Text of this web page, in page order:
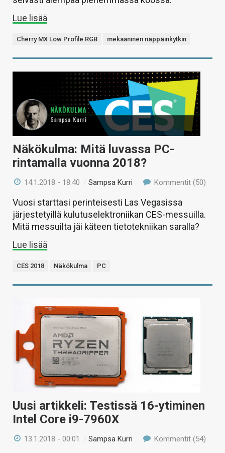
Lue lisää
Cherry MX Low Profile RGB mekaaninen näppäinkytkin
Näkökulma: Mitä luvassa PC-
rintamalla vuonna 2018?
14.1.2018 - 18:40 /Sampsa Kurri Kommentit (50)
Vuosi starttasi perinteisesti Las Vegasissa
järjestetyillä kulutuselektroniikan CES-messuilla.
Mitä messuilta jäi käteen tietotekniikan saralla?
Lue lisää
CES 2018 Näkökulma PC
Uusi artikkeli: Testissä 16-ytiminen
Intel Core i9-7960X
13.1.2018 - 00:01 /Sampsa Kurri Kommentit (54)